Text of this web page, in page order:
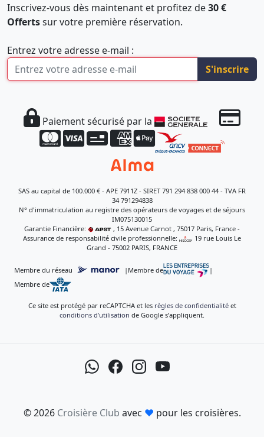
Inscrivez-vous dès maintenant et profitez de30 €
Offertssur votre première réservation.
Entrez votre adresse e-mail :
S'inscrire
Paiement sécurisé par la
SAS au capital de 100.000 € - APE 7911Z - SIRET 791 294 838 000 44 - TVA FR
34 791294838
N° d'immatriculation au registre des opérateurs de voyages et de séjours
IM075130015
Garantie Financière:
, 15 Avenue Carnot , 75017 Paris, France -
Assurance de responsabilité civile professionnelle:
, 19 rue Louis Le
Grand - 75002 PARIS, FRANCE
Membre du réseau | Membre de
|
Membre de
Ce site est protégé par reCAPTCHA et les règles de confidentialitéet
conditions d’utilisation de Google s’appliquent.
© 2026 Croisière Club avec ♥ pour les croisières.